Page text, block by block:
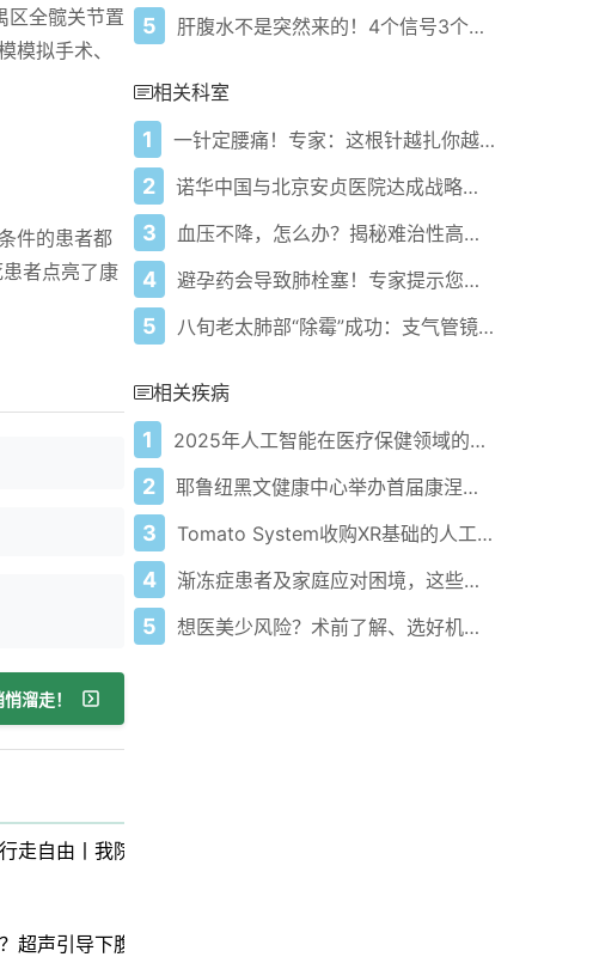
区全髋关节置
拟手术、
件的患者都
者点亮了康
溜走！
走自由丨我院骨二科开展微创手术守护患者"脊梁"
超声引导下腹横肌神经阻滞助力高风险患者顺利手术
5 肝腹水不是突然来的！4个信号3个管理要点别等肚子鼓起来
相关科室
1 一针定腰痛！专家：这根针越扎你越舒服
2 诺华中国与北京安贞医院达成战略合作 推动心血管疾病防治更进一步
3 血压不降，怎么办？揭秘难治性高血压的破解之道
4 避孕药会导致肺栓塞！专家提示您要当心了！
5 八旬老太肺部“除霉”成功：支气管镜介入助力患者重获畅快呼吸
相关疾病
1 2025年人工智能在医疗保健领域的应用：真实世界数据、影响分析及未来趋势
2 耶鲁纽黑文健康中心举办首届康涅狄格州医疗AI锦标赛
3 Tomato System收购XR基础的人工智能健康平台T-ON以扩展全球影响力
4 渐冻症患者及家庭应对困境，这些建议请收好！
5 想医美少风险？术前了解、选好机构和术后护理很重要！